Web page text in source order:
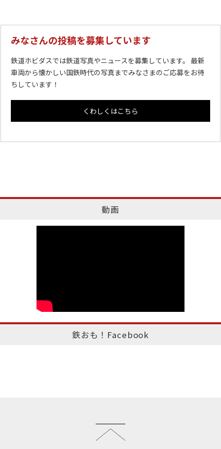
みなさんの投稿を募集しています
鉄道ホビダスでは鉄道写真やニュースを募集しています。 最新
車両から懐かしい国鉄時代の写真までみなさまのご応募をお待
ちしています！
くわしくはこちら
動画
鉄おも！Facebook